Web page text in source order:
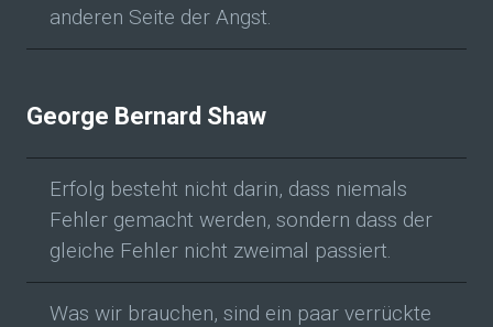
anderen Seite der Angst.
George Bernard Shaw
Erfolg besteht nicht darin, dass niemals
Fehler gemacht werden, sondern dass der
gleiche Fehler nicht zweimal passiert.
Was wir brauchen, sind ein paar verrückte